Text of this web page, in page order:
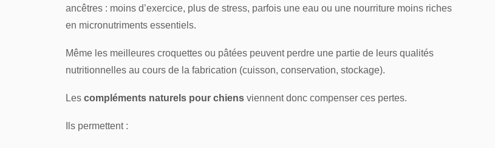
ancêtres : moins d’exercice, plus de stress, parfois une eau ou une nourriture moins riches
en micronutriments essentiels.
Même les meilleures croquettes ou pâtées peuvent perdre une partie de leurs qualités
nutritionnelles au cours de la fabrication (cuisson, conservation, stockage).
Les compléments naturels pour chiens viennent donc compenser ces pertes.
Ils permettent :